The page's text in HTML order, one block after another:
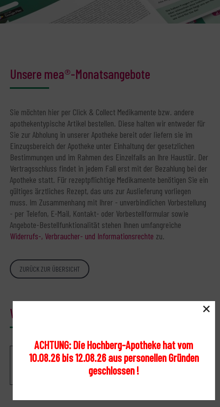
Unsere mea®-Monatsangebote
Sie möchten hier per Click & Collect Medikamente bzw. andere
apothekentypische Artikel bestellen. Diese halten wir entweder für
Sie zur Abholung in unserer Apotheke bereit oder liefern sie im
Einzugsbereich der Apotheke unter Einhaltung der gesetzlichen
Bestimmungen und im Rahmen des Einzelfalls an Ihre Haustür. Der
Vertragsschluss findet in jedem Fall erst mit der Bezahlung bei der
Apotheke statt. Für rezeptpflichtige Medikamente benötigen Sie ein
gültiges ärztliches Rezept, das uns zur Auslieferung vorliegen
muss. Im Zusammenhang mit Ihrer - unverbindlichen Vorbestellung
- per Telefon, E-Mail, Kontakt- oder Vorbestellformular sowie
Angebote-Bestellfunktionalität stehen Ihnen umfangreiche
Widerrufs-, Verbraucher- und Informationsrechte zu.
ZURÜCK ZUR ÜBERSICHT
Warenkorb
Ihr Warenkorb ist leer.
×
ACHTUNG: Die Hochberg-Apotheke hat vom
10.08.26 bis 12.08.26 aus personellen Gründen
geschlossen !